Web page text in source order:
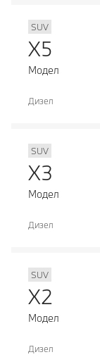
SUV
X5
Модел
Дизел
SUV
X3
Модел
Дизел
SUV
X2
Модел
Дизел